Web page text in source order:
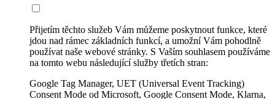
Přijetím těchto služeb Vám můžeme poskytnout funkce, které
jdou nad rámec základních funkcí, a umožní Vám pohodlně
používat naše webové stránky. S Vaším souhlasem používáme
na tomto webu následující služby třetích stran:
Google Tag Manager, UET (Universal Event Tracking)
Consent Mode od Microsoft, Google Consent Mode, Klarna,